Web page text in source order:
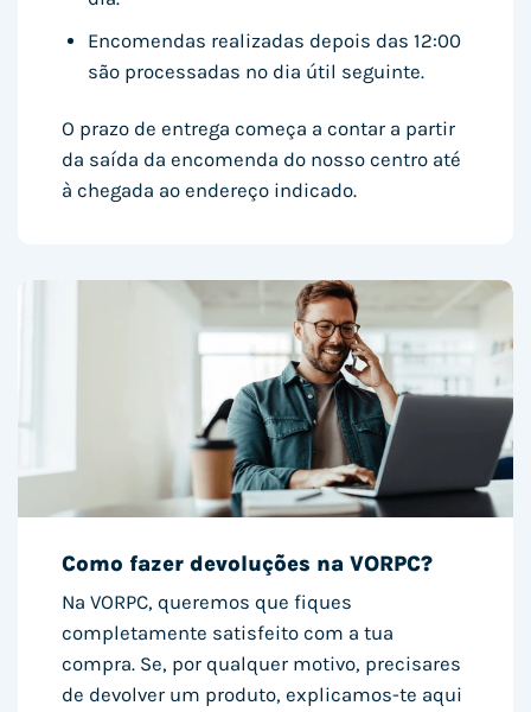
Encomendas realizadas depois das 12:00
são processadas no dia útil seguinte.
O prazo de entrega começa a contar a partir
da saída da encomenda do nosso centro até
à chegada ao endereço indicado.
Como fazer devoluções na VORPC?
Na VORPC, queremos que fiques
completamente satisfeito com a tua
compra. Se, por qualquer motivo, precisares
de devolver um produto, explicamos-te aqui